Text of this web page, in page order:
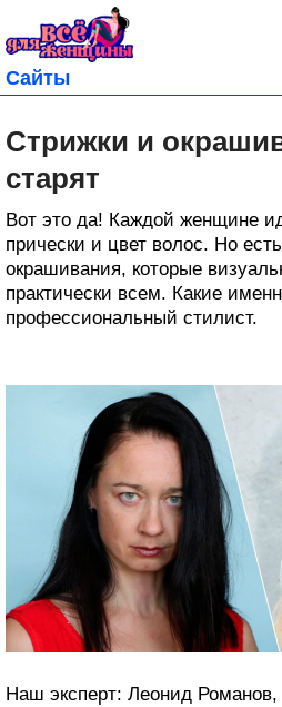
Сайты
Стрижки и
старят
Bот это да! Каждой женщине
прически и цвет волос. Но
окрашивания, которые
практически всем. Какие
профессиональный стилист.
Наш эксперт: Леонид Романов,